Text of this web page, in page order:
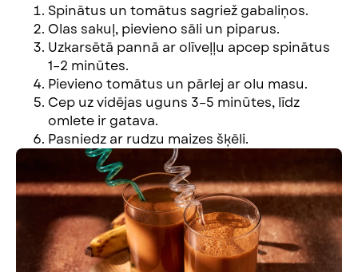
Spinātus un tomātus sagriež gabaliņos.
Olas sakuļ, pievieno sāli un piparus.
Uzkarsētā pannā ar olīveļļu apcep spinātus
1–2 minūtes.
Pievieno tomātus un pārlej ar olu masu.
Cep uz vidējas uguns 3–5 minūtes, līdz
omlete ir gatava.
Pasniedz ar rudzu maizes šķēli.